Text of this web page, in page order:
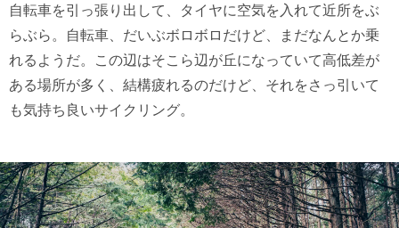
自転車を引っ張り出して、タイヤに空気を入れて近所をぶ
らぶら。自転車、だいぶボロボロだけど、まだなんとか乗
れるようだ。この辺はそこら辺が丘になっていて高低差が
ある場所が多く、結構疲れるのだけど、それをさっ引いて
も気持ち良いサイクリング。